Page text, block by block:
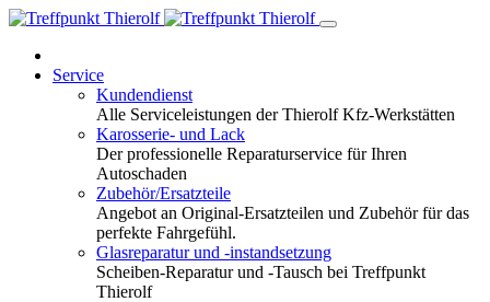
Service
Kundendienst
Alle Serviceleistungen der Thierolf Kfz-Werkstätten
Karosserie- und Lack
Der professionelle Reparaturservice für Ihren
Autoschaden
Zubehör/Ersatzteile
Angebot an Original-Ersatzteilen und Zubehör für das
perfekte Fahrgefühl.
Glasreparatur und -instandsetzung
Scheiben-Reparatur und -Tausch bei Treffpunkt
Thierolf